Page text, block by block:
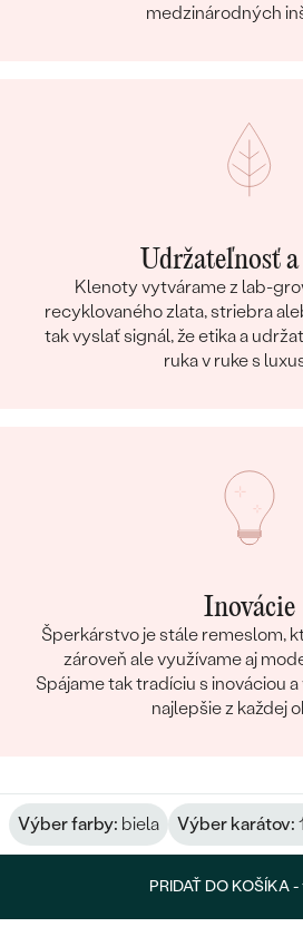
medzinárodných
Udržateľnosť
Klenoty vytvárame z lab-
recyklovaného zlata, striebra
tak vyslať signál, že etika a
ruka v ruke s
Inovácie
Šperkárstvo je stále remeslom,
zároveň ale využívame aj
Spájame tak tradíciu s inováciou
najlepšie z každej
Výber farby: biela Výber karátov:
PRIDAŤ DO KOŠÍKA -